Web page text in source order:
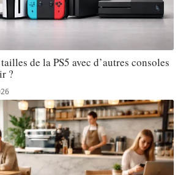
de la PS5 avec d’autres consoles
?